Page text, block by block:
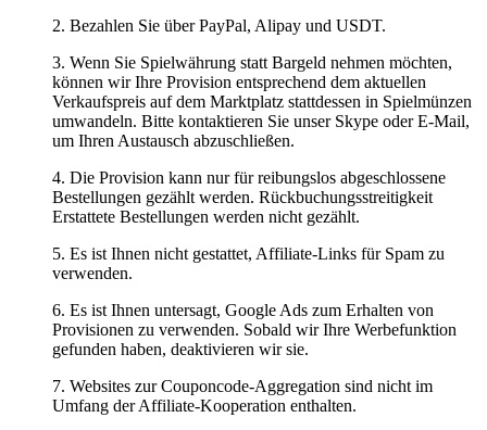
2. Bezahlen Sie überPayPal, Alipay und USDT.
3. Wenn Sie Spielwährung statt Bargeld nehmen möchten,
können wir Ihre Provision entsprechend dem aktuellen
Verkaufspreis auf dem Marktplatz stattdessen in Spielmünzen
umwandeln. Bitte kontaktieren Sie unser Skype oder E-Mail,
um Ihren Austausch abzuschließen.
4. Die Provision kann nur für reibungslos abgeschlossene
Bestellungen gezählt werden. Rückbuchungsstreitigkeit
Erstattete Bestellungen werden nicht gezählt.
5. Es ist Ihnen nicht gestattet, Affiliate-Links für Spam zu
verwenden.
6. Es ist Ihnen untersagt, Google Ads zum Erhalten von
Provisionen zu verwenden. Sobald wir Ihre Werbefunktion
gefunden haben, deaktivieren wir sie.
7. Websites zur Couponcode-Aggregation sind nicht im
Umfang der Affiliate-Kooperation enthalten.